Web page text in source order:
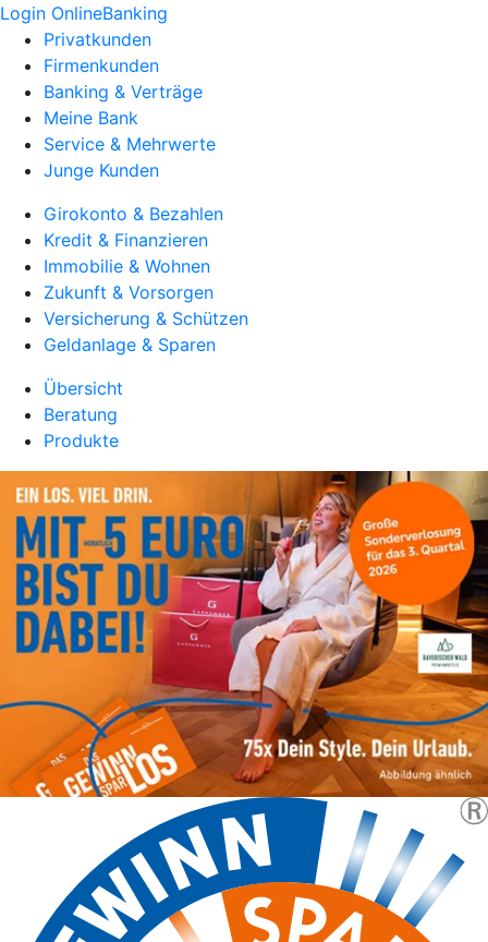
Login OnlineBanking
Privatkunden
Firmenkunden
Banking & Verträge
Meine Bank
Service & Mehrwerte
Junge Kunden
Girokonto & Bezahlen
Kredit & Finanzieren
Immobilie & Wohnen
Zukunft & Vorsorgen
Versicherung & Schützen
Geldanlage & Sparen
Übersicht
Beratung
Produkte